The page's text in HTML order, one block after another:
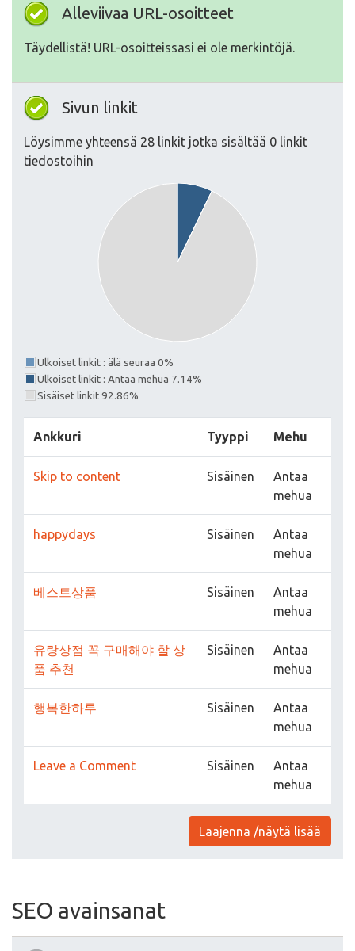
Alleviivaa URL-osoitteet
Täydellistä! URL-osoitteissasi ei ole merkintöjä.
Sivun linkit
Löysimme yhteensä 28 linkit jotka sisältää 0 linkit
tiedostoihin
Ulkoiset linkit : älä seuraa 0%
Ulkoiset linkit : Antaa mehua 7.14%
Sisäiset linkit 92.86%
Ankkuri Tyyppi Mehu
Skip to content Sisäinen
Antaa
mehua
happydays Sisäinen
Antaa
mehua
베스트상품 Sisäinen
Antaa
mehua
유랑상점 꼭 구매해야 할 상
품 추천
Sisäinen
Antaa
mehua
행복한하루 Sisäinen
Antaa
mehua
Leave a Comment Sisäinen
Antaa
mehua
Laajenna /näytä lisää
SEO avainsanat